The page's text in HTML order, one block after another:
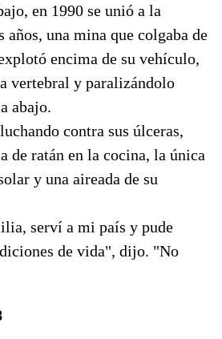
en 1990 se unió a la
años, una mina que colgaba de
encima de su vehículo,
vertebral y paralizándolo
abajo.
contra sus úlceras,
de ratán en la cocina, la única
y una aireada de su
serví a mi país y pude
de vida", dijo. "No